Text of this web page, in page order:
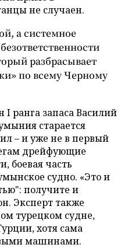
не случаен.
а системное
разбрасывает
по всему Черному
I ранга запаса Василий
старается
– и уже не в первый
дрейфующие
боевая часть
судно. «Это и
получите и
Эксперт также
турецком судне,
хотя сама
машинами.